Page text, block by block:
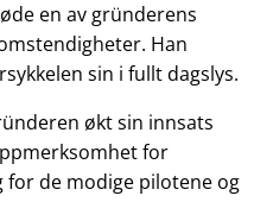
en av gründerens
Han
sin i fullt dagslys.
økt sin innsats
for
for de modige pilotene og